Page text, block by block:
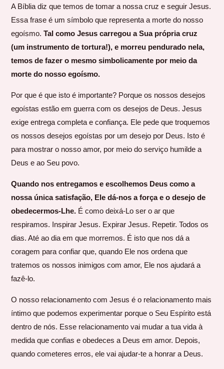
A Bíblia diz que temos de tomar a nossa cruz e seguir Jesus.
Essa frase é um símbolo que representa a morte do nosso
egoísmo.Tal como Jesus carregou a Sua própria cruz
(um instrumento de tortura!), e morreu pendurado nela,
temos de fazer o mesmo simbolicamente por meio da
morte do nosso egoísmo.
Por que é que isto é importante? Porque os nossos desejos
egoístas estão em guerra com os desejos de Deus. Jesus
exige entrega completa e confiança. Ele pede que troquemos
os nossos desejos egoístas por um desejo por Deus. Isto é
para mostrar o nosso amor, por meio do serviço humilde a
Deus e ao Seu povo.
Quando nos entregamos e escolhemos Deus como a
nossa única satisfação, Ele dá-nos a força e o desejo de
obedecermos-Lhe. É como deixá-Lo ser o ar que
respiramos. Inspirar Jesus. Expirar Jesus. Repetir. Todos os
dias. Até ao dia em que morremos. É isto que nos dá a
coragem para confiar que, quando Ele nos ordena que
tratemos os nossos inimigos com amor, Ele nos ajudará a
fazê-lo.
O nosso relacionamento com Jesus é o relacionamento mais
íntimo que podemos experimentar porque o Seu Espírito está
dentro de nós. Esse relacionamento vai mudar a tua vida à
medida que confias e obedeces a Deus em amor. Depois,
quando cometeres erros, ele vai ajudar-te a honrar a Deus.